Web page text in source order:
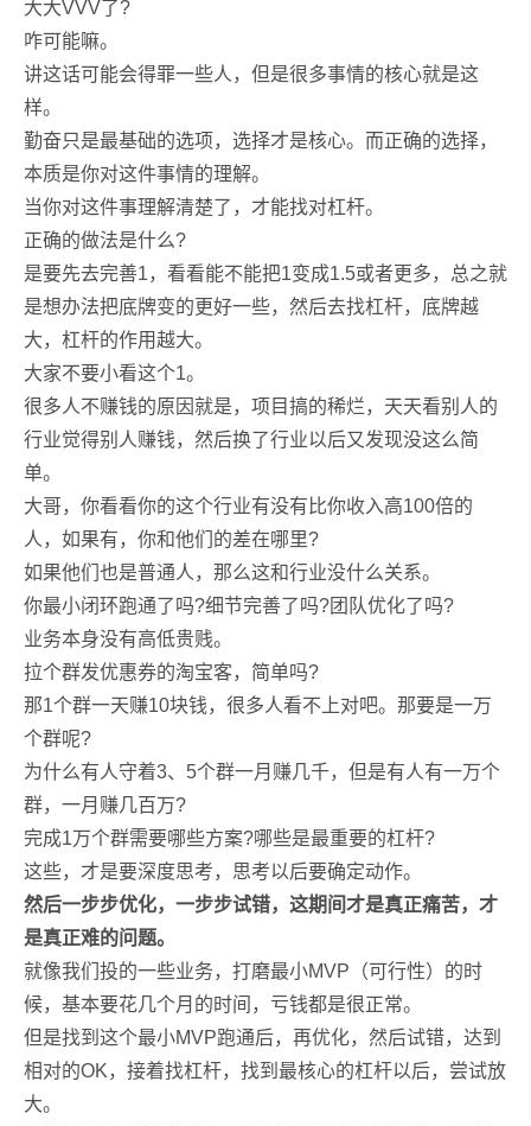
大大VVV了?
咋可能嘛。
讲这话可能会得罪一些人，但是很多事情的核心就是这
样。
勤奋只是最基础的选项，选择才是核心。而正确的选择，
本质是你对这件事情的理解。
当你对这件事理解清楚了，才能找对杠杆。
正确的做法是什么?
是要先去完善1，看看能不能把1变成1.5或者更多，总之就
是想办法把底牌变的更好一些，然后去找杠杆，底牌越
大，杠杆的作用越大。
大家不要小看这个1。
很多人不赚钱的原因就是，项目搞的稀烂，天天看别人的
行业觉得别人赚钱，然后换了行业以后又发现没这么简
单。
大哥，你看看你的这个行业有没有比你收入高100倍的
人，如果有，你和他们的差在哪里?
如果他们也是普通人，那么这和行业没什么关系。
你最小闭环跑通了吗?细节完善了吗?团队优化了吗?
业务本身没有高低贵贱。
拉个群发优惠券的淘宝客，简单吗?
那1个群一天赚10块钱，很多人看不上对吧。那要是一万
个群呢?
为什么有人守着3、5个群一月赚几千，但是有人有一万个
群，一月赚几百万?
完成1万个群需要哪些方案?哪些是最重要的杠杆?
这些，才是要深度思考，思考以后要确定动作。
然后一步步优化，一步步试错，这期间才是真正痛苦，才
是真正难的问题。
就像我们投的一些业务，打磨最小MVP（可行性）的时
候，基本要花几个月的时间，亏钱都是很正常。
但是找到这个最小MVP跑通后，再优化，然后试错，达到
相对的OK，接着找杠杆，找到最核心的杠杆以后，尝试放
大。